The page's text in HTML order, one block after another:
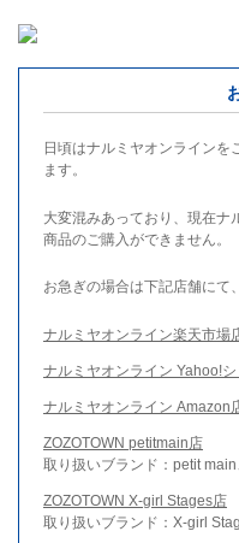
日頃はナルミヤオンラインを
ます。
大変混みあっており、現在ナ
商品のご購入ができません。
お急ぎの場合は下記店舗にて
ナルミヤオンライン楽天市場
ナルミヤオンライン Yahoo!
ナルミヤオンライン Amazon
ZOZOTOWN petitmain店
取り扱いブランド：petit
ZOZOTOWN X-girl Stages店
取り扱いブランド：X-girl